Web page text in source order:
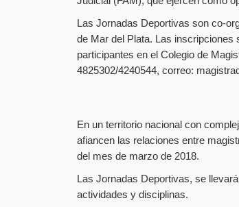
Las Jornadas Deportivas son co-
de Mar del Plata. Las inscripciones
participantes en el Colegio de
4825302/4240544, correo:
En un territorio nacional con
afiancen las relaciones entre
del mes de marzo de 2018.
Las Jornadas Deportivas, se
actividades y disciplinas.